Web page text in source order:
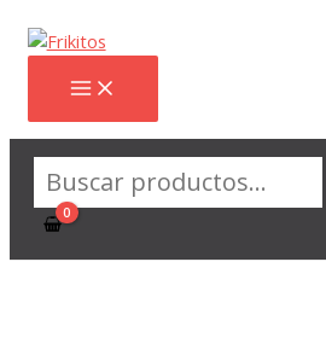
contenido
Buscar